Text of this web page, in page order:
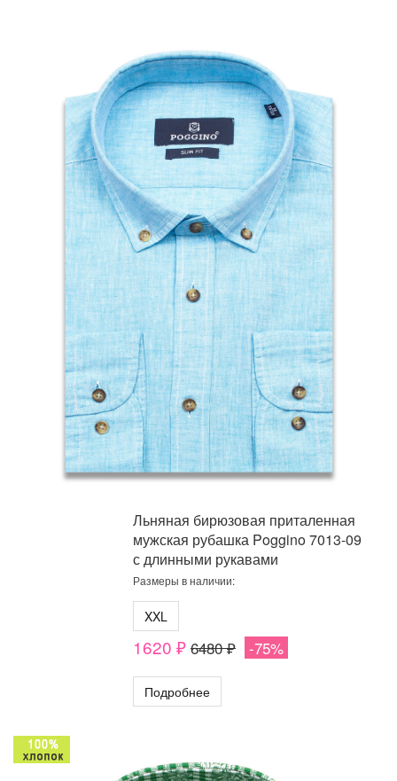
Льняная бирюзовая приталенная
мужская рубашка Poggino 7013-09
с длинными рукавами
Размеры в наличии:
XXL
1620 ₽ 6480 ₽ -75%
Подробнее